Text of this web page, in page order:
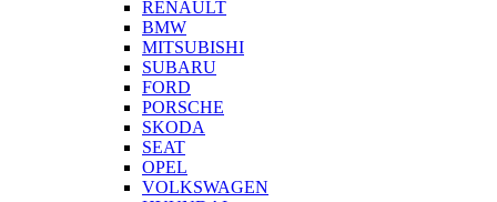
RENAULT
BMW
MITSUBISHI
SUBARU
FORD
PORSCHE
SKODA
SEAT
OPEL
VOLKSWAGEN